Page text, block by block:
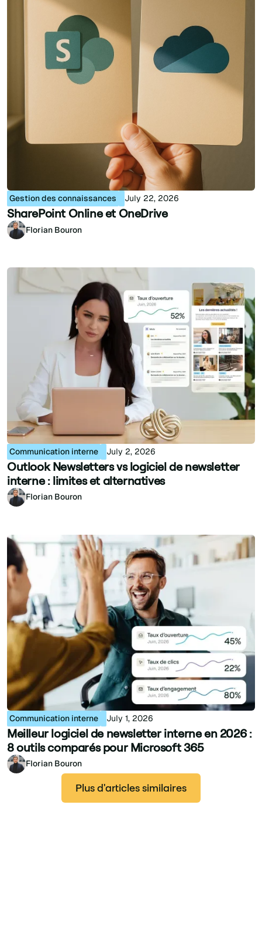
Gestion des connaissances July 22, 2026
SharePoint Online et OneDrive
Florian Bouron
Communication interne July 2, 2026
Outlook Newsletters vs logiciel de newsletter
interne : limites et alternatives
Florian Bouron
Communication interne July 1, 2026
Meilleur logiciel de newsletter interne en 2026 :
8 outils comparés pour Microsoft 365
Florian Bouron
Plus d'articles similaires